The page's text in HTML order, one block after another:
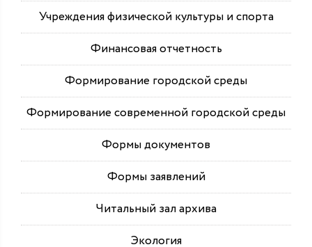
Учреждения физической культуры и спорта
Финансовая отчетность
Формирование городской среды
Формирование современной городской среды
Формы документов
Формы заявлений
Читальный зал архива
Экология